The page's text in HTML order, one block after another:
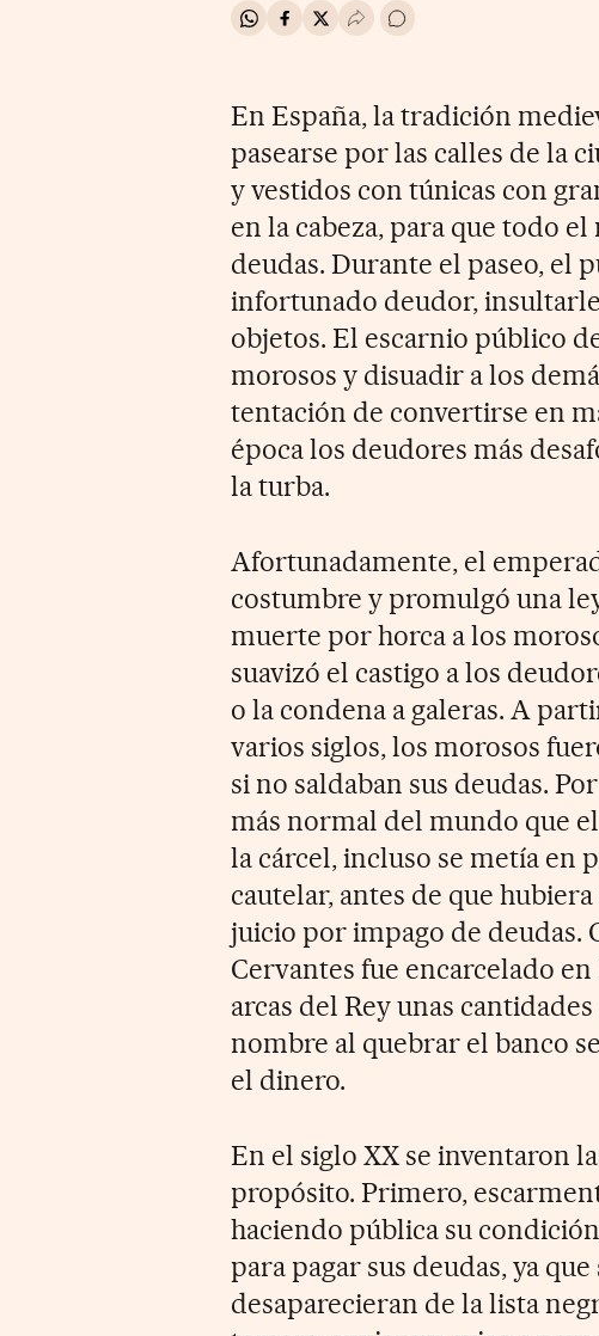
Compartir en Whatsapp
Compartir en Facebook
Compartir en Twitter
Desplegar Redes Sociales
Ir a los comentarios
En España, la tradición
pasearse por las calles de la
y vestidos con túnicas con
en la cabeza, para que todo
deudas. Durante el paseo, el
infortunado deudor,
objetos. El escarnio público
morosos y disuadir a los
tentación de convertirse en
época los deudores más
la turba.
Afortunadamente, el
costumbre y promulgó una
muerte por horca a los
suavizó el castigo a los
o la condena a galeras. A
varios siglos, los morosos
si no saldaban sus deudas.
más normal del mundo que
la cárcel, incluso se metía en
cautelar, antes de que
juicio por impago de deudas.
Cervantes fue encarcelado
arcas del Rey unas
nombre al quebrar el banco
el dinero.
En el siglo XX se inventaron
propósito. Primero,
haciendo pública su
para pagar sus deudas, ya
desaparecieran de la lista